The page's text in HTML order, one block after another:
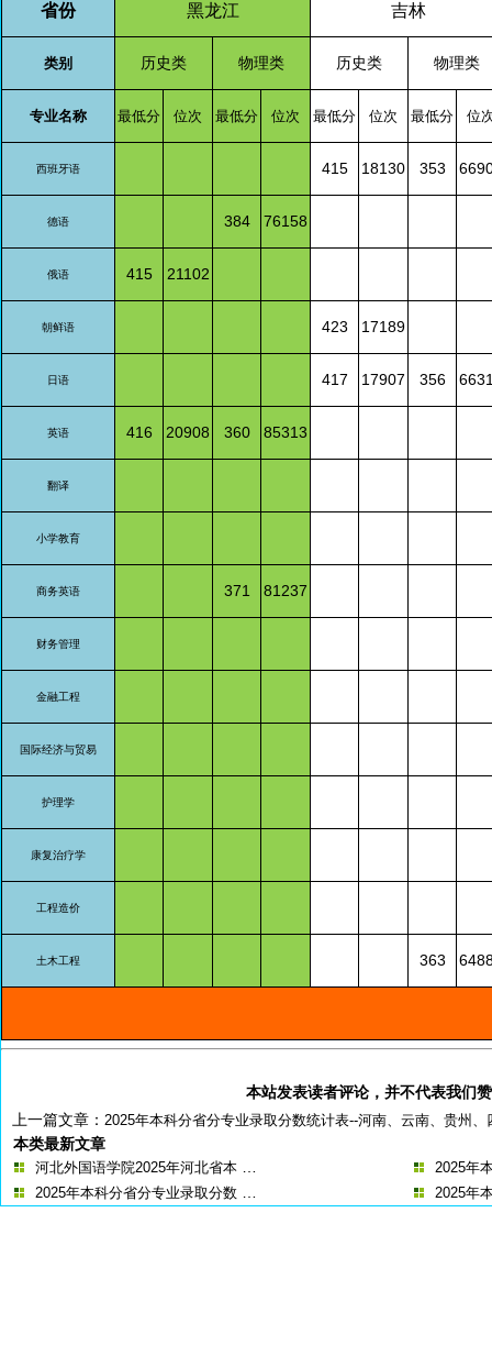
省份 黑龙江 吉林
类别 历史类 物理类 历史类 物理类
专业名称 最低分 位次 最低分 位次 最低分 位次 最低分 位
西班牙语 415 18130 353
德语 384 76158
俄语 415 21102
朝鲜语 423 17189
日语 417 17907 356
英语 416 20908 360 85313
翻译
小学教育
商务英语 371 81237
财务管理
金融工程
国际经济与贸易
护理学
康复治疗学
工程造价
土木工程 363
本站发表读者评论，并不代表我们
上一篇文章： 2025年本科分省分专业录取分数统计表--河南、云南、贵州、
本类最新文章
河北外国语学院2025年河北省本…
2025年
2025年本科分省分专业录取分数… 2025年